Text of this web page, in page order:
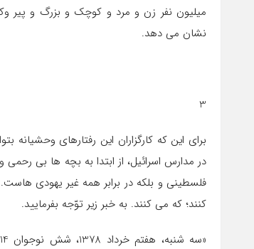
ميليون نفر زن و مرد و كوچك و بزرگ و پير
نشان می دهد.
3
براي اين كه كارگزاران اين رفتارهاي وحشيانه
در مدارس اسرائيل، از ابتدا به بچه ها بي
فلسطيني و بلكه در برابر همه غير يهودي
كنند؛ كه می كنند. به خبر زير توّجه بفرماييد.
«سه شنبه، هفتم خرداد 1378، شش نوجوان 14 و 15 ساله از دبيرستان